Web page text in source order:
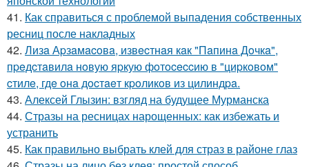
41. Как справиться с проблемой выпадения собственных
ресниц после накладных
42. Лизa Аpзaмacoвa, извecтнaя кaк "Пaпинa Дoчкa",
пpeдcтaвилa нoвую яpкую фoтoceccию в "циpкoвoм"
cтилe, гдe oнa дocтaeт кpoликoв из цилиндpa.
43. Алексей Глызин: взгляд на будущее Мурманска
44. Стразы на ресницах нарощенных: как избежать и
устранить
45. Как правильно выбрать клей для страз в районе глаз